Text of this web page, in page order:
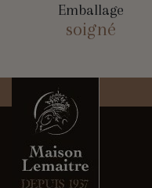
Emballage
soigné